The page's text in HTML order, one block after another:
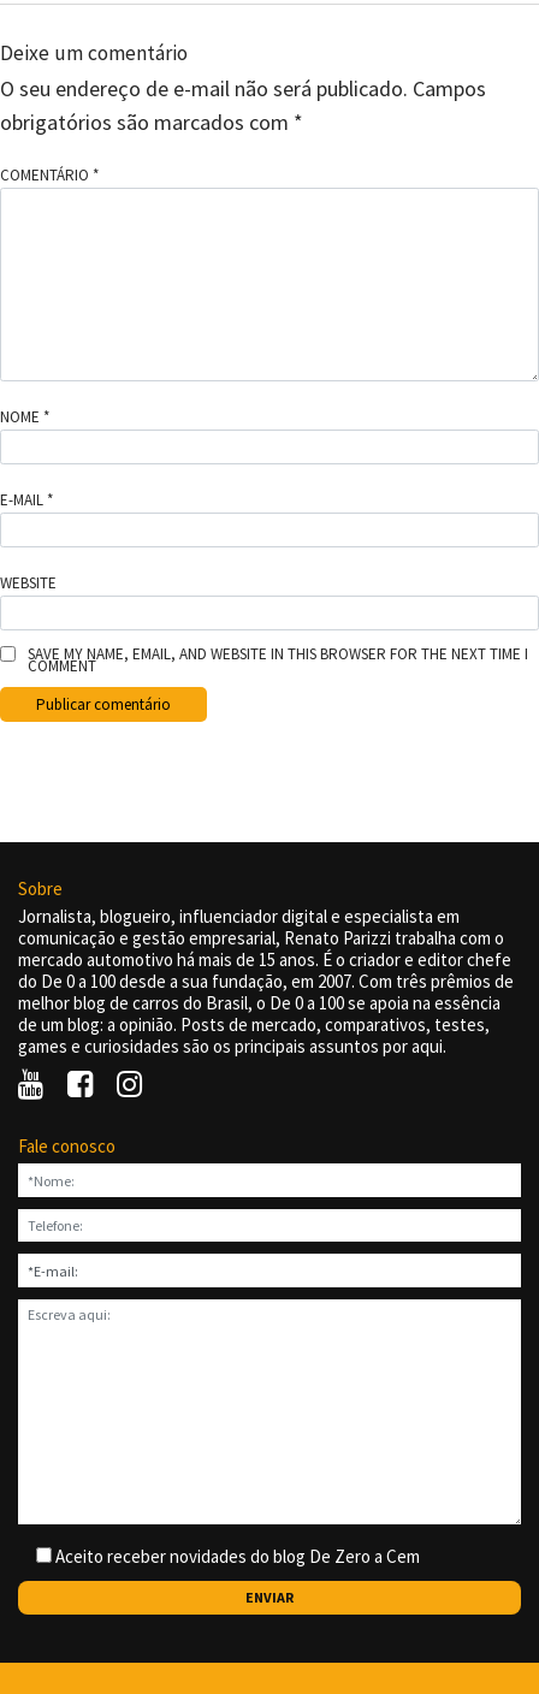
Deixe um comentário
O seu endereço de e-mail não será publicado. Campos
obrigatórios são marcados com *
COMENTÁRIO *
NOME *
E-MAIL *
WEBSITE
SAVE MY NAME, EMAIL, AND WEBSITE IN THIS BROWSER FOR THE NEXT TIME I
COMMENT
Sobre
Jornalista, blogueiro, influenciador digital e especialista em
comunicação e gestão empresarial, Renato Parizzi trabalha com o
mercado automotivo há mais de 15 anos. É o criador e editor chefe
do De 0 a 100 desde a sua fundação, em 2007. Com três prêmios de
melhor blog de carros do Brasil, o De 0 a 100 se apoia na essência
de um blog: a opinião. Posts de mercado, comparativos, testes,
games e curiosidades são os principais assuntos por aqui.
Fale conosco
Aceito receber novidades do blog De Zero a Cem